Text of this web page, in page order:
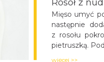
Rosół z
Mięso umyć
następnie
z rosołu
pietruszką.
więcej >>